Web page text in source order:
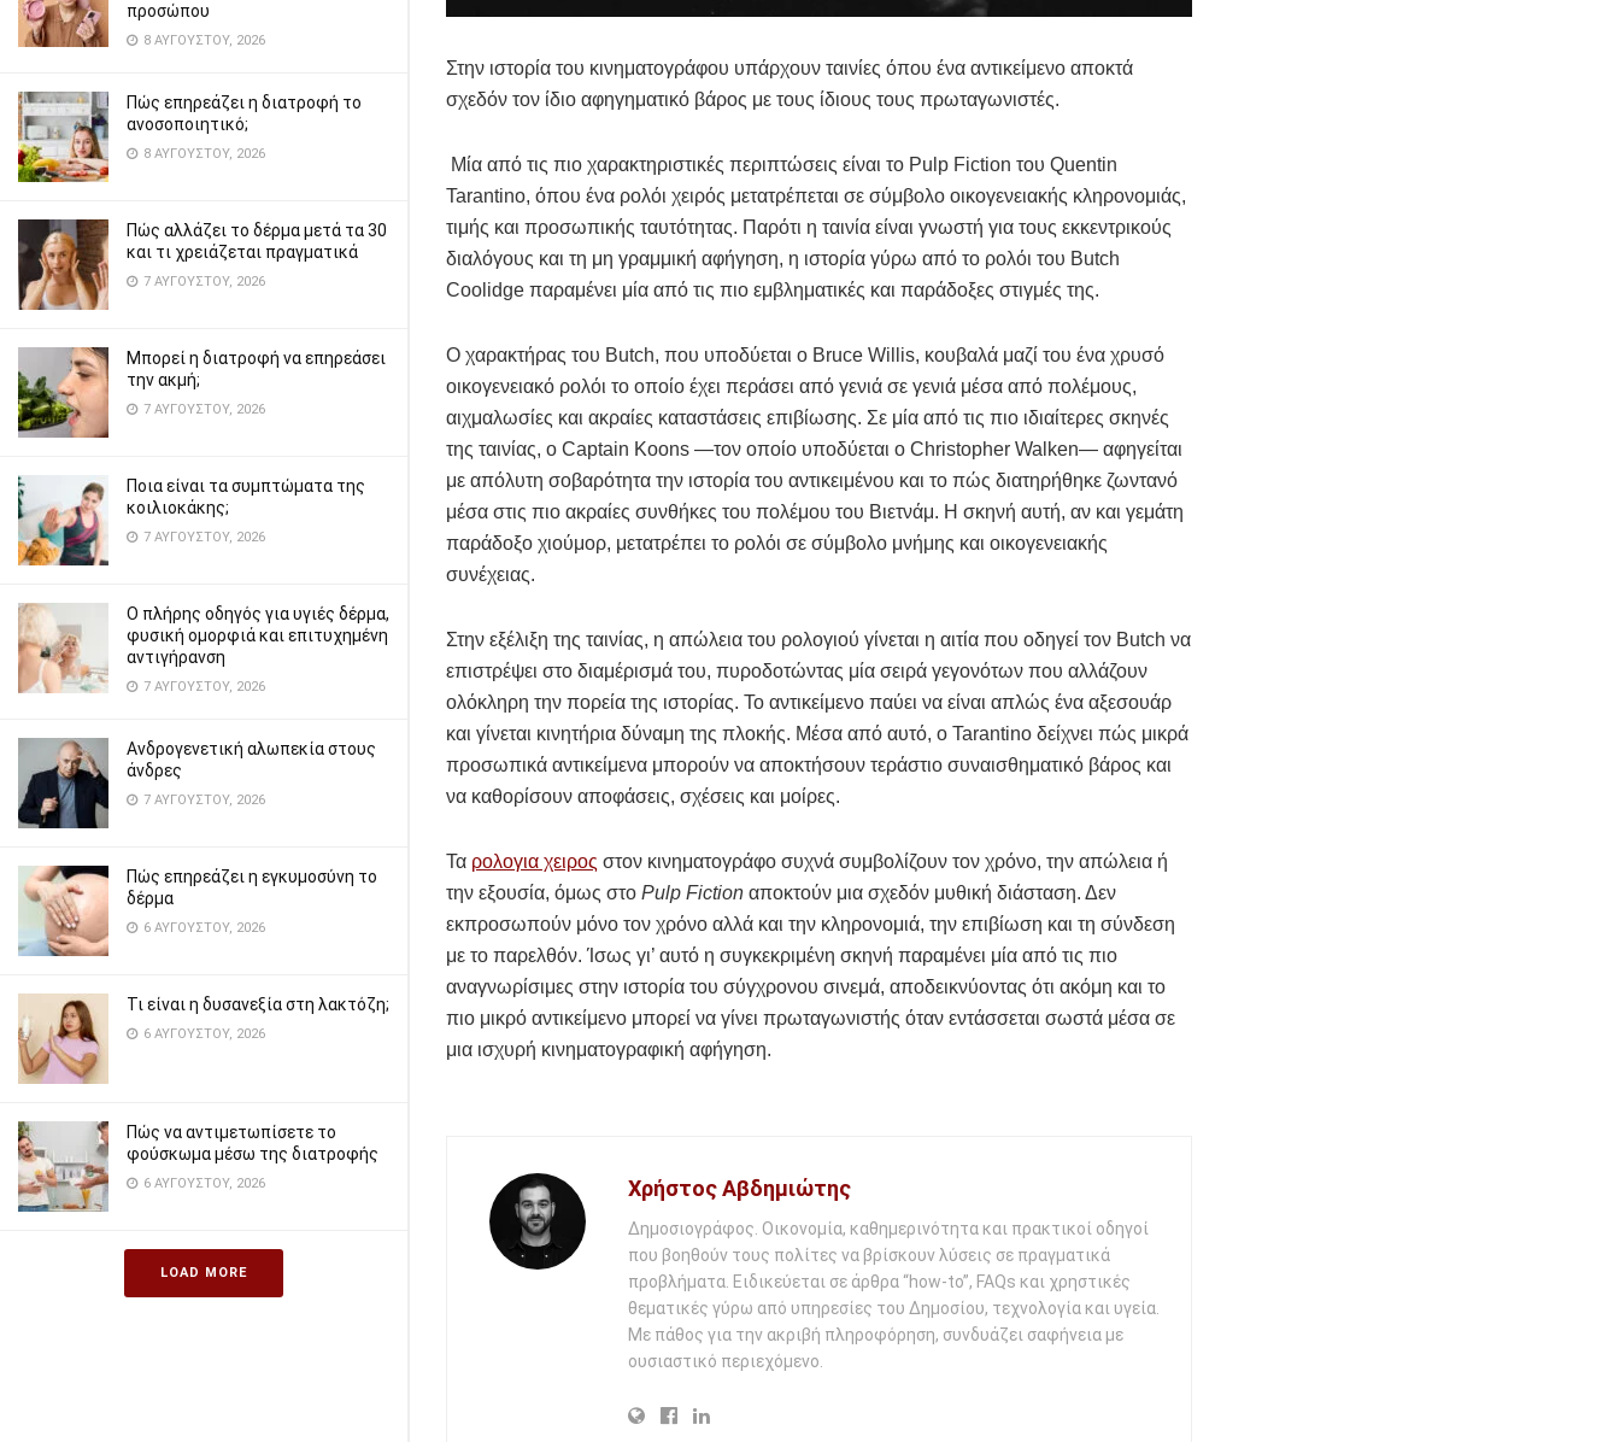
προσώπου
8 ΑΥΓΟΎΣΤΟΥ, 2026
Πώς επηρεάζει η διατροφή το
ανοσοποιητικό;
8 ΑΥΓΟΎΣΤΟΥ, 2026
Πώς αλλάζει το δέρμα μετά τα 30
και τι χρειάζεται πραγματικά
7 ΑΥΓΟΎΣΤΟΥ, 2026
Μπορεί η διατροφή να επηρεάσει
την ακμή;
7 ΑΥΓΟΎΣΤΟΥ, 2026
Ποια είναι τα συμπτώματα της
κοιλιοκάκης;
7 ΑΥΓΟΎΣΤΟΥ, 2026
Ο πλήρης οδηγός για υγιές δέρμα,
φυσική ομορφιά και επιτυχημένη
αντιγήρανση
7 ΑΥΓΟΎΣΤΟΥ, 2026
Ανδρογενετική αλωπεκία στους
άνδρες
7 ΑΥΓΟΎΣΤΟΥ, 2026
Πώς επηρεάζει η εγκυμοσύνη το
δέρμα
6 ΑΥΓΟΎΣΤΟΥ, 2026
Τι είναι η δυσανεξία στη λακτόζη;
6 ΑΥΓΟΎΣΤΟΥ, 2026
Πώς να αντιμετωπίσετε το
φούσκωμα μέσω της διατροφής
6 ΑΥΓΟΎΣΤΟΥ, 2026
LOAD MORE
Στην ιστορία του κινηματογράφου υπάρχουν ταινίες όπου ένα αντικείμενο αποκτά
σχεδόν τον ίδιο αφηγηματικό βάρος με τους ίδιους τους πρωταγωνιστές.
Μία από τις πιο χαρακτηριστικές περιπτώσεις είναι το Pulp Fiction του Quentin
Tarantino, όπου ένα ρολόι χειρός μετατρέπεται σε σύμβολο οικογενειακής κληρονομιάς,
τιμής και προσωπικής ταυτότητας. Παρότι η ταινία είναι γνωστή για τους εκκεντρικούς
διαλόγους και τη μη γραμμική αφήγηση, η ιστορία γύρω από το ρολόι του Butch
Coolidge παραμένει μία από τις πιο εμβληματικές και παράδοξες στιγμές της.
Ο χαρακτήρας του Butch, που υποδύεται ο Bruce Willis, κουβαλά μαζί του ένα χρυσό
οικογενειακό ρολόι το οποίο έχει περάσει από γενιά σε γενιά μέσα από πολέμους,
αιχμαλωσίες και ακραίες καταστάσεις επιβίωσης. Σε μία από τις πιο ιδιαίτερες σκηνές
της ταινίας, ο Captain Koons —τον οποίο υποδύεται ο Christopher Walken— αφηγείται
με απόλυτη σοβαρότητα την ιστορία του αντικειμένου και το πώς διατηρήθηκε ζωντανό
μέσα στις πιο ακραίες συνθήκες του πολέμου του Βιετνάμ. Η σκηνή αυτή, αν και γεμάτη
παράδοξο χιούμορ, μετατρέπει το ρολόι σε σύμβολο μνήμης και οικογενειακής
συνέχειας.
Στην εξέλιξη της ταινίας, η απώλεια του ρολογιού γίνεται η αιτία που οδηγεί τον Butch να
επιστρέψει στο διαμέρισμά του, πυροδοτώντας μία σειρά γεγονότων που αλλάζουν
ολόκληρη την πορεία της ιστορίας. Το αντικείμενο παύει να είναι απλώς ένα αξεσουάρ
και γίνεται κινητήρια δύναμη της πλοκής. Μέσα από αυτό, ο Tarantino δείχνει πώς μικρά
προσωπικά αντικείμενα μπορούν να αποκτήσουν τεράστιο συναισθηματικό βάρος και
να καθορίσουν αποφάσεις, σχέσεις και μοίρες.
Τα ρολογια χειρος στον κινηματογράφο συχνά συμβολίζουν τον χρόνο, την απώλεια ή
την εξουσία, όμως στο Pulp Fiction αποκτούν μια σχεδόν μυθική διάσταση. Δεν
εκπροσωπούν μόνο τον χρόνο αλλά και την κληρονομιά, την επιβίωση και τη σύνδεση
με το παρελθόν. Ίσως γι’ αυτό η συγκεκριμένη σκηνή παραμένει μία από τις πιο
αναγνωρίσιμες στην ιστορία του σύγχρονου σινεμά, αποδεικνύοντας ότι ακόμη και το
πιο μικρό αντικείμενο μπορεί να γίνει πρωταγωνιστής όταν εντάσσεται σωστά μέσα σε
μια ισχυρή κινηματογραφική αφήγηση.
Χρήστος Αβδημιώτης
Δημοσιογράφος. Οικονομία, καθημερινότητα και πρακτικοί οδηγοί
που βοηθούν τους πολίτες να βρίσκουν λύσεις σε πραγματικά
προβλήματα. Ειδικεύεται σε άρθρα “how-to”, FAQs και χρηστικές
θεματικές γύρω από υπηρεσίες του Δημοσίου, τεχνολογία και υγεία.
Με πάθος για την ακριβή πληροφόρηση, συνδυάζει σαφήνεια με
ουσιαστικό περιεχόμενο.